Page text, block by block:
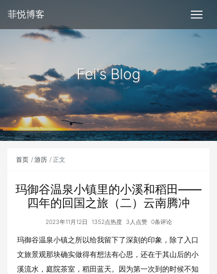
菲悦博客
Fei's Blog
首页 游历 正文
玛御谷温泉小镇里的小溪和稻田——
四年的回国之旅（二）云南腾冲
2023年11月12日 1352点热度 3人点赞 0条评论
玛御谷温泉小镇之所以给我留下了深刻的印象，除了入口
文旅景观那块确实做得有想法有心思，还在于其山后的小
溪流水，庭院茶室，稻田蓝天。因为第一次到的时候不知